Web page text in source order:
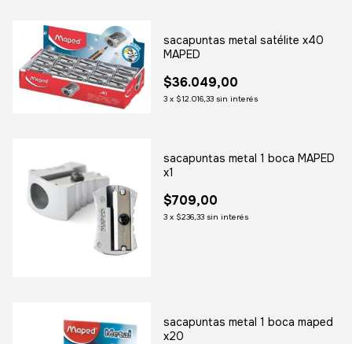
sacapuntas metal satélite x40
MAPED
$36.049,00
3 x $12.016,33 sin interés
sacapuntas metal 1 boca MAPED
x1
$709,00
3 x $236,33 sin interés
sacapuntas metal 1 boca maped
x20